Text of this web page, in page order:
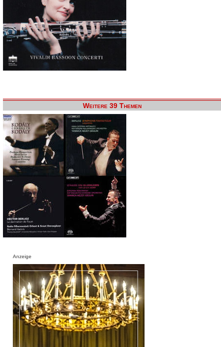
Weitere 39 Themen
Anzeige